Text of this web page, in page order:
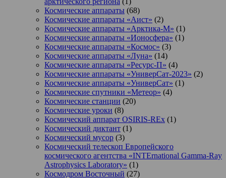
Космические аппараты (68)
Космические аппараты «Аист» (2)
Космические аппараты «Арктика-М» (1)
Космические аппараты «Ионосфера» (1)
Космические аппараты «Космос» (3)
Космические аппараты «Луна» (14)
Космические аппараты «Ресурс-П» (4)
Космические аппараты «УниверСат-2023» (2)
Космические аппараты «УниверСат» (1)
Космические спутники «Метеор» (4)
Космические станции (20)
Космические уроки (8)
Космический аппарат OSIRIS-REx (1)
Космический диктант (1)
Космический мусор (3)
Космический телескоп Европейского
космического агентства «INTErnational Gamma-Ray
Astrophysics Laboratory» (1)
Космодром Восточный (27)